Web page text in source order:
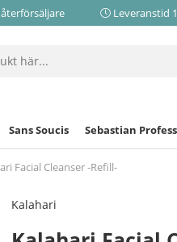
Leveranstid
Sans Soucis Sebastian
Facial Cleanser -Refill-
Kalahari